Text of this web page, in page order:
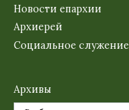
Новости епархии
Архиерей
Социальное служение
Архивы